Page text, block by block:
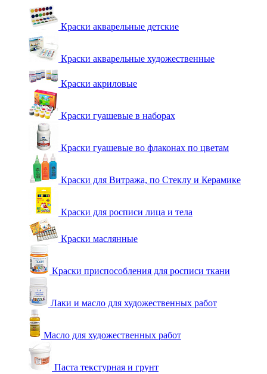
Краски акварельные детские
Краски акварельные художественные
Краски акриловые
Краски гуашевые в наборах
Краски гуашевые во флаконах по цветам
Краски для Витража, по Стеклу и Керамике
Краски для росписи лица и тела
Краски маслянные
Краски приспособления для росписи ткани
Лаки и масло для художественных работ
Масло для художественных работ
Паста текстурная и грунт